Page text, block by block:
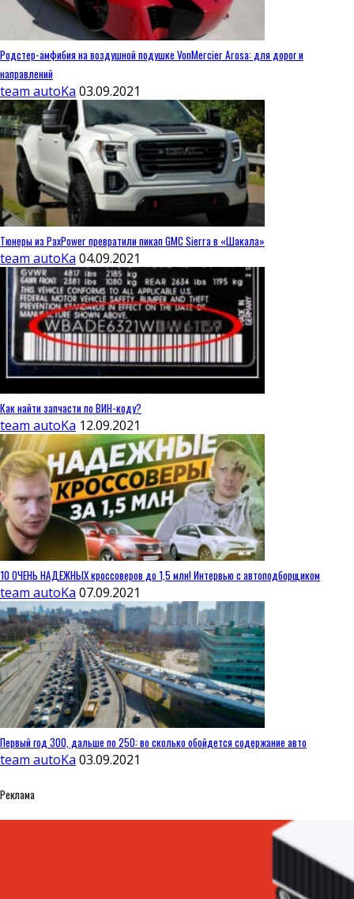
Родстер-амфибия на воздушной подушке VonMercier Arosa: для дорог и
направлений
team autoKa 03.09.2021
Тюнеры из PaxPower превратили пикап GMC Sierra в «Шакала»
team autoKa 04.09.2021
Как найти запчасти по ВИН-коду?
team autoKa 12.09.2021
10 ОЧЕНЬ НАДЕЖНЫХ кроссоверов до 1,5 млн! Интервью с автоподборщиком
team autoKa 07.09.2021
Первый год 300, дальше по 250: во сколько обойдется содержание авто
team autoKa 03.09.2021
Реклама